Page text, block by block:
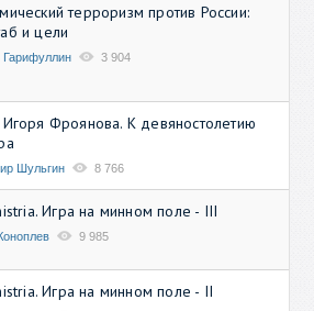
терроризм против России:
и цели
Гарифуллин 3 904
Фроянова. К девяностолетию
Шульгин 8 766
Игра на минном поле - III
9 985
Игра на минном поле - II